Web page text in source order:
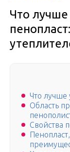
Что
Что лучше
Область
Свойства